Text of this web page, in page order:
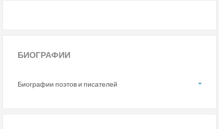
БИОГРАФИИ
Биографии поэтов и писателей